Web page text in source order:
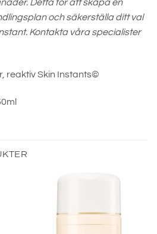
Detta för att skapa en
och säkerställa ditt val
Kontakta våra specialister
reaktiv Skin Instants©